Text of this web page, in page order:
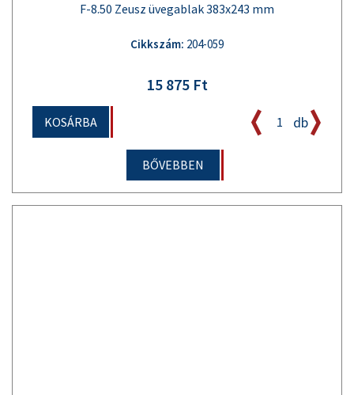
F-8.50 Zeusz üvegablak 383x243 mm
Cikkszám: 204-059
15 875 Ft
KOSÁRBA db
BŐVEBBEN